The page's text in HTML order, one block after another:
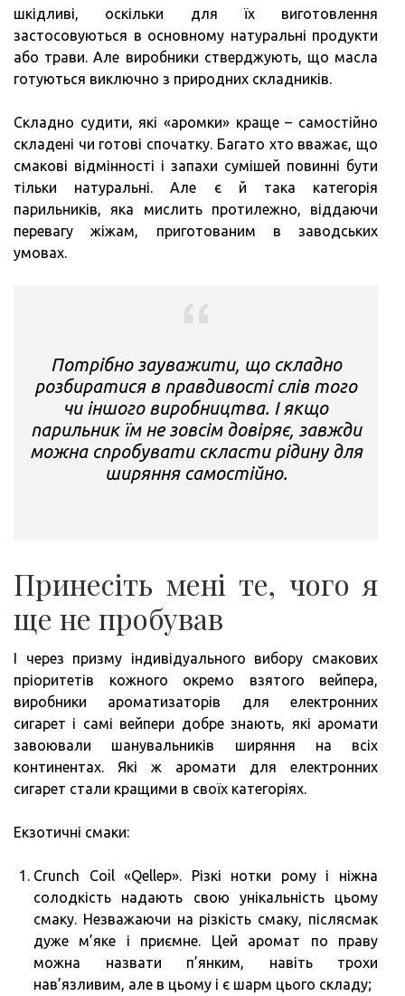
шкідливі, оскільки для їх виготовлення
застосовуються в основному натуральні продукти
або трави. Але виробники стверджують, що масла
готуються виключно з природних складників.
Складно судити, які «аромки» краще – самостійно
складені чи готові спочатку. Багато хто вважає, що
смакові відмінності і запахи сумішей повинні бути
тільки натуральні. Але є й така категорія
парильників, яка мислить протилежно, віддаючи
перевагу жіжам, приготованим в заводських
умовах.
Потрібно зауважити, що складно
розбиратися в правдивості слів того
чи іншого виробництва. І якщо
парильник їм не зовсім довіряє, завжди
можна спробувати скласти рідину для
ширяння самостійно.
Принесіть мені те, чого я
ще не пробував
І через призму індивідуального вибору смакових
пріоритетів кожного окремо взятого вейпера,
виробники ароматизаторів для електронних
сигарет і самі вейпери добре знають, які аромати
завоювали шанувальників ширяння на всіх
континентах. Які ж аромати для електронних
сигарет стали кращими в своїх категоріях.
Екзотичні смаки:
Crunch Coil «Qellep». Різкі нотки рому і ніжна
солодкість надають свою унікальність цьому
смаку. Незважаючи на різкість смаку, післясмак
дуже м’яке і приємне. Цей аромат по праву
можна назвати п’янким, навіть трохи
нав’язливим, але в цьому і є шарм цього складу;